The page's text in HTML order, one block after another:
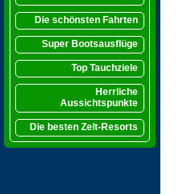
Die schönsten Fahrten
Super Bootsausflüge
Top Tauchziele
Herrliche
Aussichtspunkte
Die besten Zelt-Resorts